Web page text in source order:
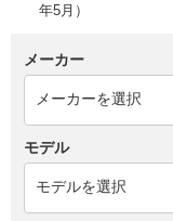
年5月）
メーカー
モデル